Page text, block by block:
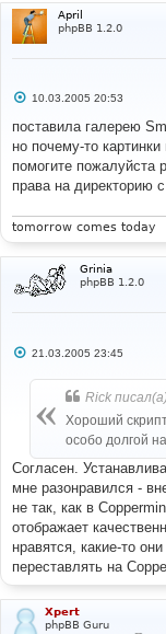
AS c ON
April
phpBB 1.2.0
С
о
б
щ
е
н
и
10.03.2005 20:53
поставила галерею
но почему-то
помогите пожалуйста
права на директорию
tomorrow comes today
Grinia
phpBB 1.2.0
С
е
21.03.2005 23:45
Rick
Хороший
особо долгой
Согласен.
мне разонравился -
не так, как в
отображает
нравятся, какие-то
переставлять на
Xpert
phpBB Guru